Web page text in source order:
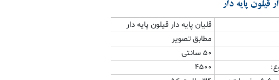
قیلون پایه دار
قلیان پایه دار قیلون پایه دار
مطابق تصویر
۵۰ سانتی
4500